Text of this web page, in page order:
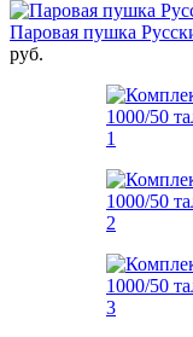
Паровая пушка
руб.